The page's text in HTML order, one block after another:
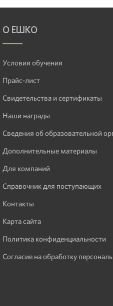
О ЕШКО
Условия обучения
Прайс-лист
Свидетельства и сертификаты
Наши награды
Сведения об образовательной
Дополнительные материалы
Для компаний
Справочник для поступающих
Контакты
Карта сайта
Политика конфиденциальности
Согласие на обработку